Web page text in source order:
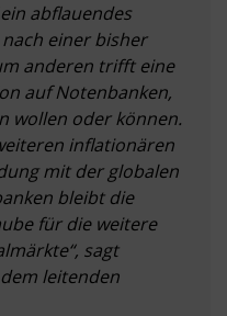
abflauendes
einer bisher
anderen trifft eine
auf Notenbanken,
wollen oder können.
inflationären
mit der globalen
bleibt die
für die weitere
sagt
leitenden